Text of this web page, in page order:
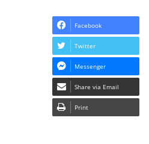
Facebook
Twitter
Messenger
Share via Email
Print